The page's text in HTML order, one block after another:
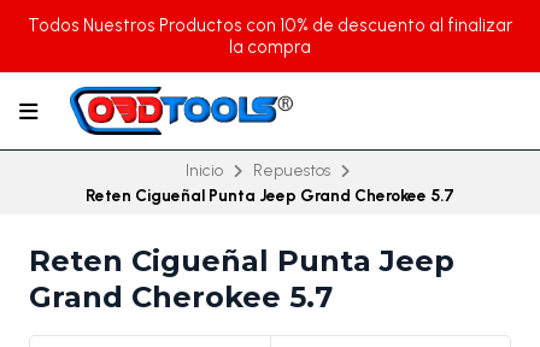
Todos Nuestros Productos con 10% de descuento al finalizar
la compra
Inicio
Repuestos
Reten Cigueñal Punta Jeep Grand Cherokee 5.7
Reten Cigueñal Punta Jeep
Grand Cherokee 5.7